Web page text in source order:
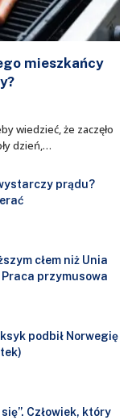
mieszkańcy
wiedzieć, że zaczęło
dzień,…
prądu?
cłem niż Unia
Praca przymusowa
podbił Norwegię
Człowiek, który